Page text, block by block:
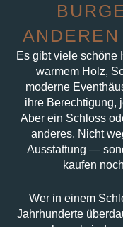
Es gibt viele
warmem Holz,
moderne
ihre Berechtigung,
Aber ein Schloss
anderes. Nicht
Ausstattung —
kaufen
Wer in einem
Jahrhunderte